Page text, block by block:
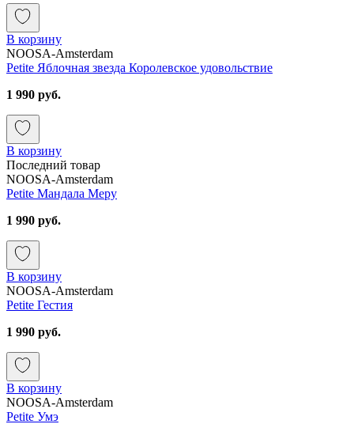
В корзину
NOOSA-Amsterdam
Petite Яблочная звезда Королевское удовольствие
1 990 руб.
В корзину
Последний товар
NOOSA-Amsterdam
Petite Мандала Меру
1 990 руб.
В корзину
NOOSA-Amsterdam
Petite Гестия
1 990 руб.
В корзину
NOOSA-Amsterdam
Petite Умэ